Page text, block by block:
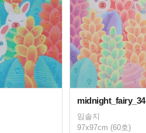
midnight_fairy_34
임솔지
97x97cm (60호)